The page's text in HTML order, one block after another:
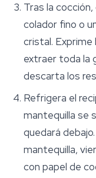
Tras la
colador fino o
cristal.
extraer toda la
descarta los
Refrigera el
mantequilla se
quedará
mantequilla,
con papel de